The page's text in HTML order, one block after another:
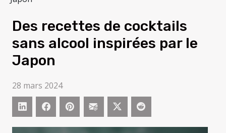
Des recettes de cocktails
sans alcool inspirées par le
Japon
28 mars 2024